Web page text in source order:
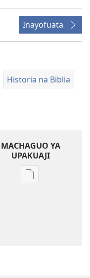
Inayofuata
Historia na Biblia
MACHAGUO YA
UPAKUAJI
Mbinu